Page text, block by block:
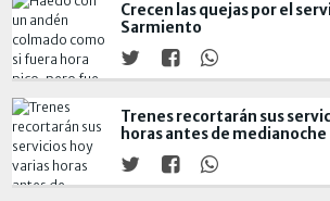
Crecen las quejas por el
Sarmiento
Trenes recortarán sus
horas antes de medianoche